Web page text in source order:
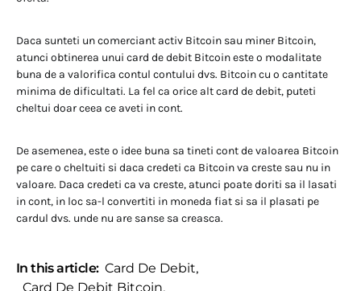
Daca sunteti un comerciant activ Bitcoin sau miner Bitcoin,
atunci obtinerea unui card de debit Bitcoin este o modalitate
buna de a valorifica contul contului dvs. Bitcoin cu o cantitate
minima de dificultati. La fel ca orice alt card de debit, puteti
cheltui doar ceea ce aveti in cont.
De asemenea, este o idee buna sa tineti cont de valoarea Bitcoin
pe care o cheltuiti si daca credeti ca Bitcoin va creste sau nu in
valoare. Daca credeti ca va creste, atunci poate doriti sa il lasati
in cont, in loc sa-l convertiti in moneda fiat si sa il plasati pe
cardul dvs. unde nu are sanse sa creasca.
In this article: Card De Debit,
Card De Debit Bitcoin,